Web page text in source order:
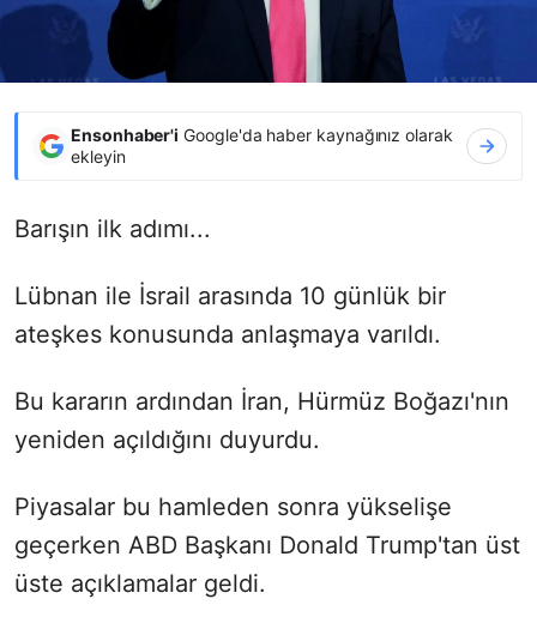
Ensonhaber'i Google'da haber kaynağınız olarak
ekleyin
Barışın ilk adımı...
Lübnan ile İsrail arasında 10 günlük bir
ateşkes konusunda anlaşmaya varıldı.
Bu kararın ardından İran, Hürmüz Boğazı'nın
yeniden açıldığını duyurdu.
Piyasalar bu hamleden sonra yükselişe
geçerken ABD Başkanı Donald Trump'tan üst
üste açıklamalar geldi.